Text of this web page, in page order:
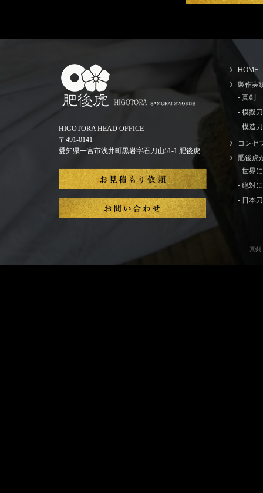
HIGOTORA HEAD OFFICE
〒491-0141
愛知県一宮市浅井町黒岩字石刀山51-1 肥後虎
HOME
製作実
- 真剣
- 模擬
- 模造刀
コンセ
肥後虎
- 世界
- 絶対
- 日本
真